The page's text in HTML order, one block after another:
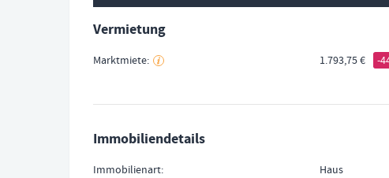
Vermietung
Marktmiete 1.793,75 € -
Immobiliendetails
Immobilienart
Haus